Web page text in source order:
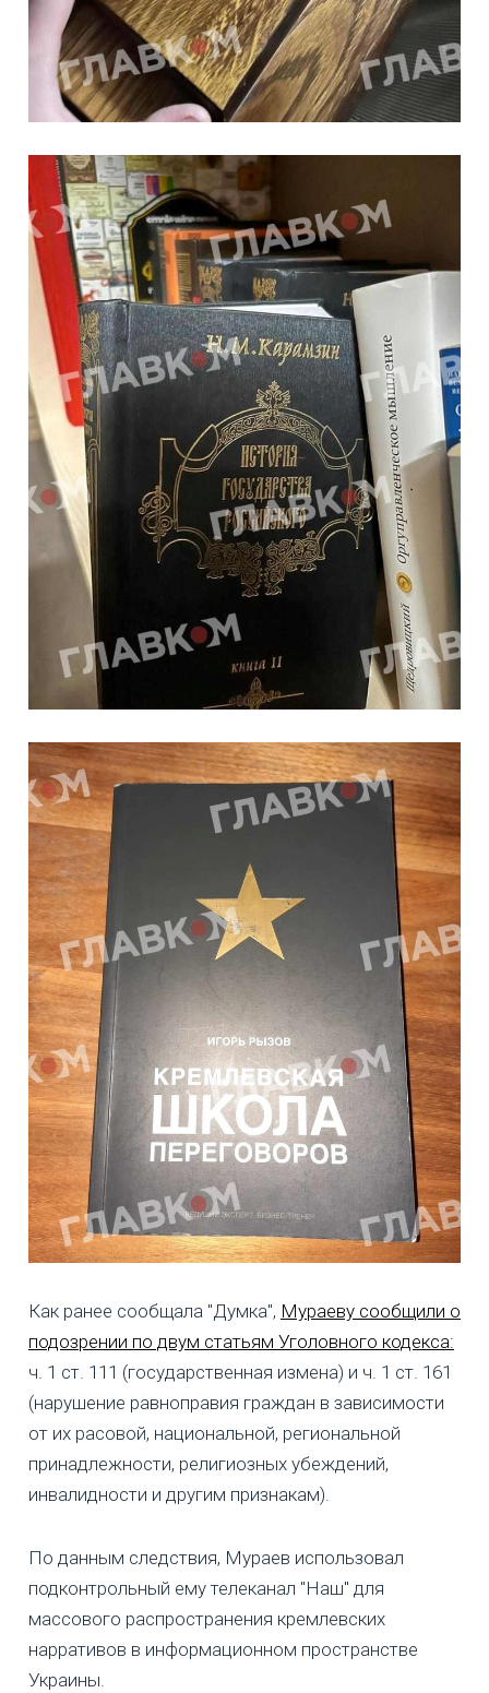
Как ранее сообщала "Думка", Мураеву сообщили о
подозрении по двум статьям Уголовного кодекса:
ч. 1 ст. 111 (государственная измена) и ч. 1 ст. 161
(нарушение равноправия граждан в зависимости
от их расовой, национальной, региональной
принадлежности, религиозных убеждений,
инвалидности и другим признакам).
По данным следствия, Мураев использовал
подконтрольный ему телеканал "Наш" для
массового распространения кремлевских
нарративов в информационном пространстве
Украины.